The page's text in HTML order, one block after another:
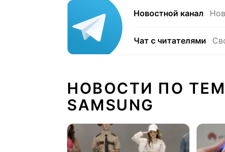
Новостной канал
Чат с читателями
НОВОСТИ ПО
SAMSUNG